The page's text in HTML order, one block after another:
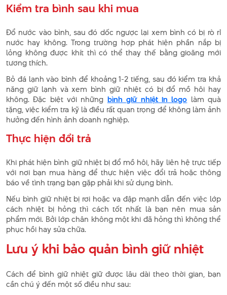
Kiểm tra bình sau khi mua
Đổ nước vào bình, sau đó dốc ngược lại xem bình có bị rò rỉ
nước hay không. Trong trường hợp phát hiện phần nắp bị
lỏng không được khít thì có thể thay thế bằng gioăng mới
tương thích.
Bỏ đá lạnh vào bình để khoảng 1-2 tiếng, sau đó kiểm tra khả
năng giữ lạnh và xem bình giữ nhiệt có bị đổ mồ hôi hay
không. Đặc biệt với những bình giữ nhiệt in logo làm quà
tặng, việc kiểm tra kỹ là điều rất quan trọng để không làm ảnh
hưởng đến hình ảnh doanh nghiệp.
Thực hiện đổi trả
Khi phát hiện bình giữ nhiệt bị đổ mồ hôi, hãy liên hệ trực tiếp
với nơi bạn mua hàng để thực hiện việc đổi trả hoặc thông
báo về tình trạng bạn gặp phải khi sử dụng bình.
Nếu bình giữ nhiệt bị rơi hoặc va đập mạnh dẫn đến việc lớp
cách nhiệt bị hỏng thì cách tốt nhất là bạn nên mua sản
phẩm mới. Bởi lớp chân không một khi đã hỏng thì không thể
phục hồi hay sửa chữa.
Lưu ý khi bảo quản bình giữ nhiệt
Cách để bình giữ nhiệt giữ được lâu dài theo thời gian, bạn
cần chú ý đến một số điều như sau: